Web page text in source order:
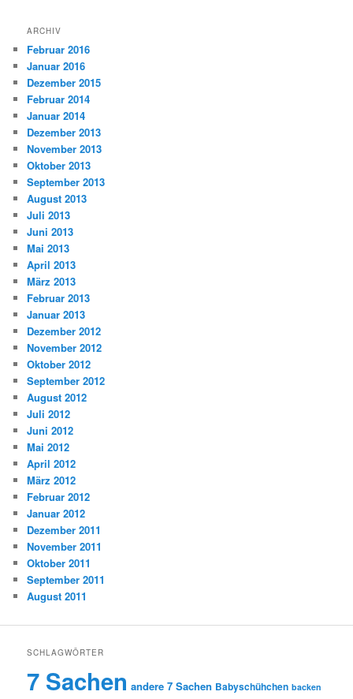
ARCHIV
Februar 2016
Januar 2016
Dezember 2015
Februar 2014
Januar 2014
Dezember 2013
November 2013
Oktober 2013
September 2013
August 2013
Juli 2013
Juni 2013
Mai 2013
April 2013
März 2013
Februar 2013
Januar 2013
Dezember 2012
November 2012
Oktober 2012
September 2012
August 2012
Juli 2012
Juni 2012
Mai 2012
April 2012
März 2012
Februar 2012
Januar 2012
Dezember 2011
November 2011
Oktober 2011
September 2011
August 2011
SCHLAGWÖRTER
7 Sachen andere 7 Sachen Babyschühchen backen